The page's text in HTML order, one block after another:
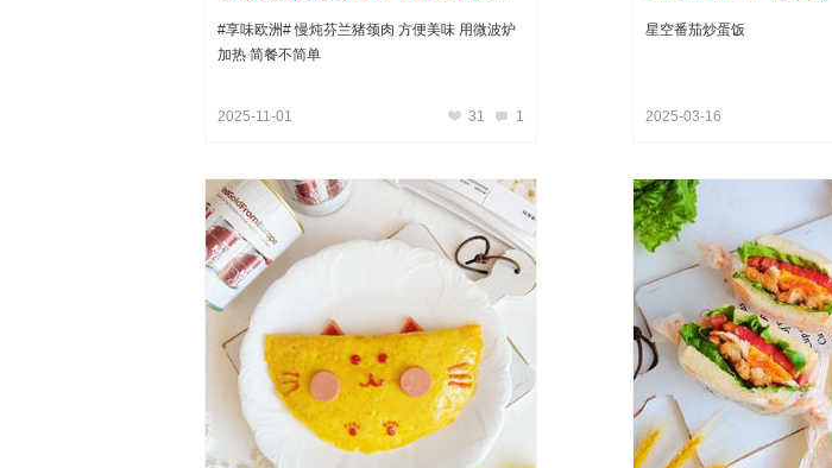
#享味欧洲# 慢炖芬兰猪颈肉 方便美味 用微波炉
加热 简餐不简单
2025-11-01 31 1
星空番茄炒蛋饭
2025-03-16